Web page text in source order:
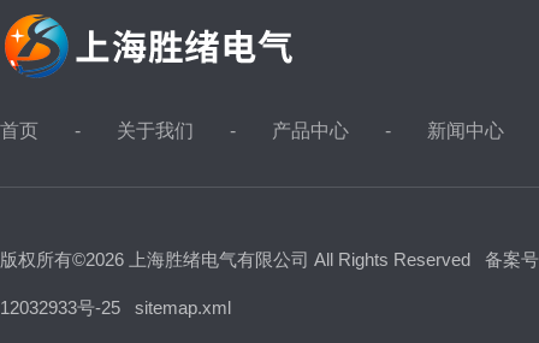
首页 关于我们 产品中心 新闻中心
版权所有©2026 上海胜绪电气有限公司 All Rights Reserved 备案
12032933号-25 sitemap.xml